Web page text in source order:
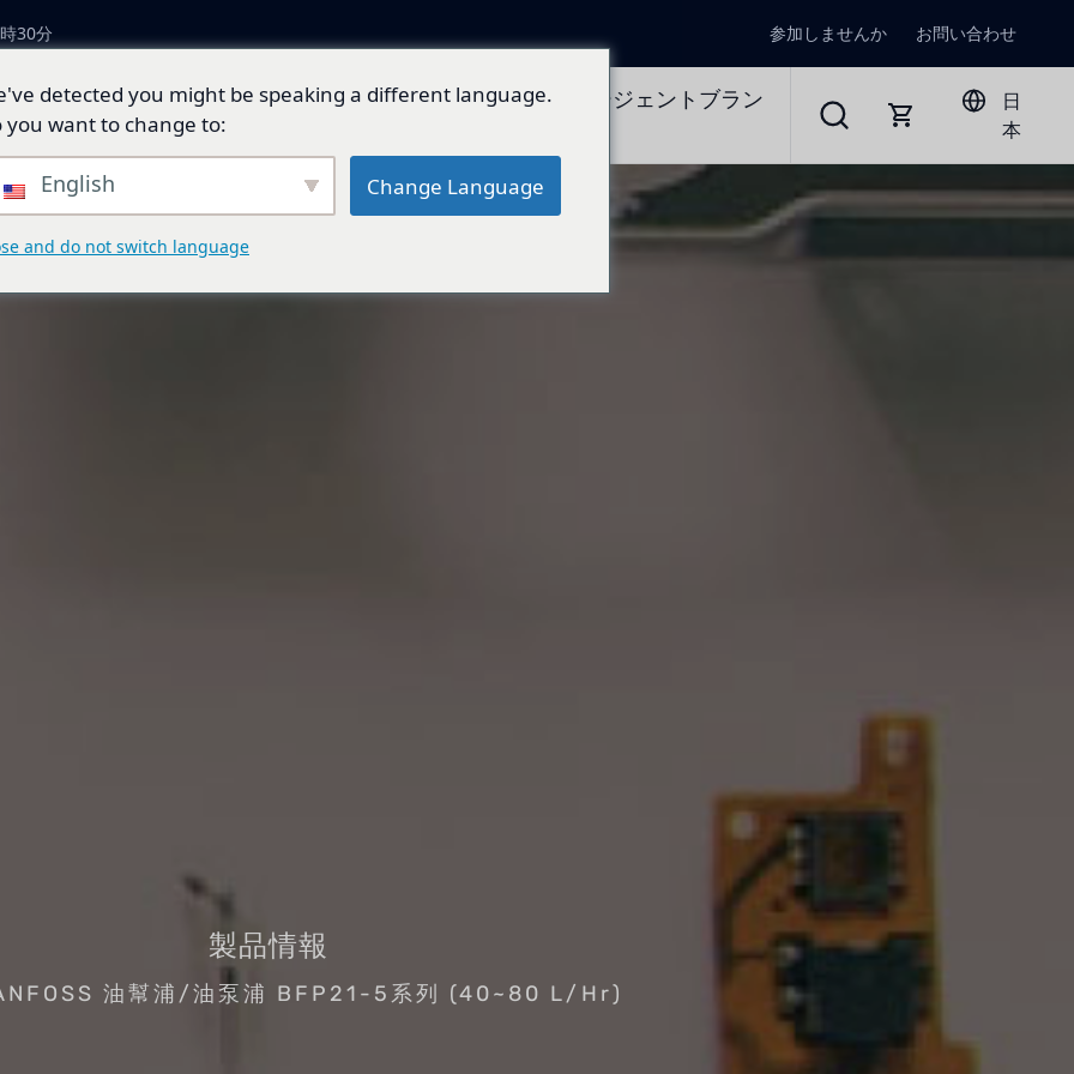
30分 参加しませんか お問い合わせ
い
製品とソリューショ
ン
技術開
ジェネラルエージェントブラン
日
本
製品情報
油幫浦/油泵浦 BFP21-5系列 (40~80 L/Hr)
detected you might be speaking a different language.
you want to change to:
English Change Language
and do not switch language